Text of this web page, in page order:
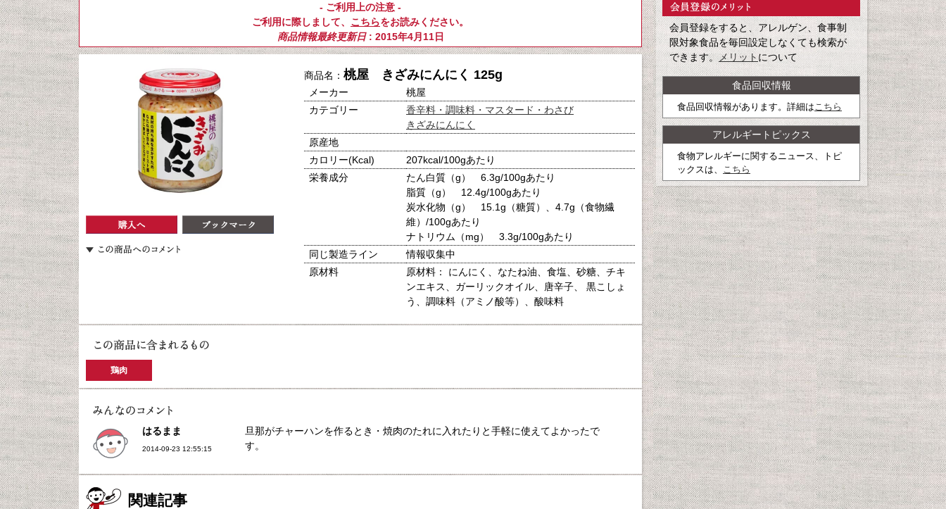
- ご利用上の注意 -
ご利用に際しまして、 こちらをお読みください。
商品情報最終更新日: 2015年4月11日
商品名： 桃屋 きざみにんにく 125g
メーカー
桃屋
カテゴリー
香辛料・調味料・マスタード・わさび
きざみにんにく
原産地
カロリー(Kcal)
207kcal/100gあたり
栄養成分
たん白質（g） 6.3g/100gあたり
脂質（g） 12.4g/100gあたり
炭水化物（g） 15.1g（糖質）、4.7g（食物繊
維）/100gあたり
ナトリウム（mg） 3.3g/100gあたり
同じ製造ライン
情報収集中
原材料
原材料： にんにく、なたね油、食塩、砂糖、チキ
ンエキス、ガーリックオイル、唐辛子、 黒こしょ
う、調味料（アミノ酸等）、酸味料
鶏肉
はるまま
2014-09-23 12:55:15
旦那がチャーハンを作るとき・焼肉のたれに入れたりと手軽に使えてよかったで
す。
関連記事
会員登録をすると、アレルゲン、食事制
限対象食品を毎回設定しなくても検索が
できます。メリットについて
食品回収情報
食品回収情報があります。詳細は こちら
アレルギートピックス
食物アレルギーに関するニュース、トピ
ックスは、
こちら